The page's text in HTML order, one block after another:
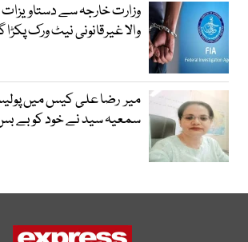
وزارت خارجہ سے
والا غیرقانونی نیٹ ورک پکڑا
میر رضا علی کیس میں
سمعیہ سید نے خود کو بے